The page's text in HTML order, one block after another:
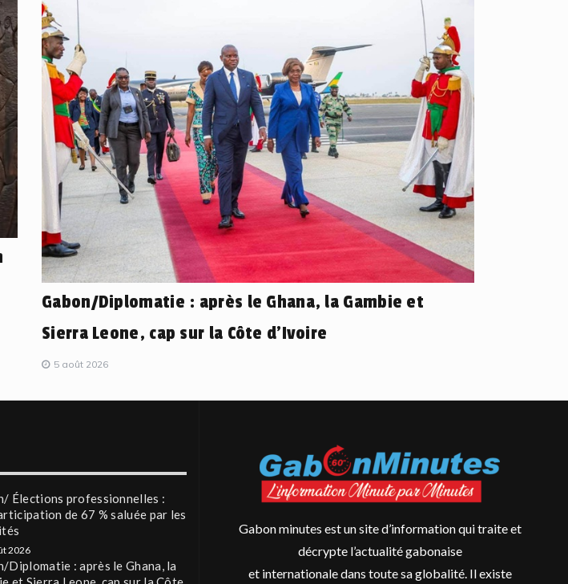
Gabon/Diplomatie : après le Ghana, la Gambie et
Sierra Leone, cap sur la Côte d’Ivoire
5 août 2026
Élections professionnelles :
de 67 % saluée par les
2026
Diplomatie : après le Ghana, la
Gabon minutes est un site d’information qui traite et
décrypte l’actualité gabonaise
et internationale dans toute sa globalité. Il existe